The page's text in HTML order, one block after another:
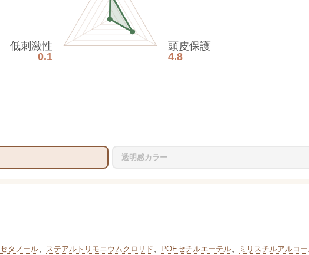
頭皮保護
4.8
低刺激性
0.1
透明感カラー
セタノール、 ステアルトリモニウムクロリド、 POEセチルエーテル、 ミリスチルアルコ